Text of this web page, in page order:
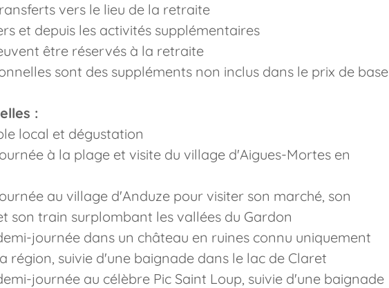
vers le lieu de la retraite
et depuis les activités supplémentaires
être réservés à la retraite
sont des suppléments non inclus dans le prix de base
:
local et dégustation
à la plage et visite du village d'Aigues-Mortes en
au village d'Anduze pour visiter son marché, son
son train surplombant les vallées du Gardon
journée dans un château en ruines connu uniquement
région, suivie d'une baignade dans le lac de Claret
journée au célèbre Pic Saint Loup, suivie d'une baignade